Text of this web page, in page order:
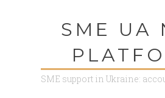
SME UA
SME support in Ukraine: